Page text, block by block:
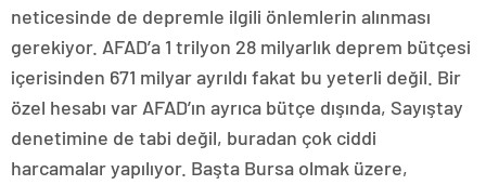
neticesinde de depremle ilgili önlemlerin alınması
gerekiyor. AFAD’a 1 trilyon 28 milyarlık deprem bütçesi
içerisinden 671 milyar ayrıldı fakat bu yeterli değil. Bir
özel hesabı var AFAD’ın ayrıca bütçe dışında, Sayıştay
denetimine de tabi değil, buradan çok ciddi
harcamalar yapılıyor. Başta Bursa olmak üzere,